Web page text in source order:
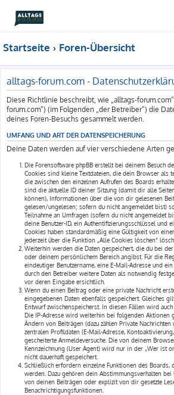
Startseite Foren-Übersicht
alltags-forum.com -
Diese Richtlinie beschreibt, wie „alltags-
forum.com“) (im Folgenden „der Betreiber“) die
deines Foren-Besuchs gesammelt werden.
UMFANG UND ART DER DATENSPEICHERUNG
Deine Daten werden auf vier verschiedene Arten
Die Forensoftware phpBB erstellt bei deinem Besuch
Cookies sind kleine Textdateien, die dein Browser als
die zwischen den einzelnen Aufrufen des Boards
sind die aktuelle ID deiner Sitzung (damit dir alle
können), Informationen über die von dir gelesenen
gelesen/ungelesen; sofern du nicht angemeldet bist)
Teilnahme an Umfragen (sofern du nicht angemeldet
deine Benutzer-ID, ein Authentifizierungsschlüssel und
Cookies haben standardmäßig eine Gültigkeit von
jederzeit über die Funktion „Alle Cookies löschen“
Weiterhin werden die Daten gespeichert, die du bei
oder deinem persönlichem Bereich angibst. Für die
eindeutiger Benutzername, eine E-Mail-Adresse und
durch den Betreiber weitere Daten als notwendig
vor deren Eingabe ersichtlich.
Wenn du einen Beitrag oder eine private Nachricht
eingegebenen Daten ebenfalls gespeichert. Gleiches
Entwurf zwischenspeicherst. In diesen Fällen wird
Die IP-Adresse wird weiterhin bei folgenden Aktionen
Ändern von Beiträgen (dazu zählen Private
zentralen Profildaten (E-Mail-Adresse,
gescheiterte Anmeldeversuche. Die von deinem
Kennzeichnung (User Agent) wird nur in der „Wer ist
nicht dauerhaft gespeichert.
Schließlich erfordern einzelne Funktionen des Boards,
werden. Dazu gehören dein Abstimmungsverhalten bei
von deinen Beiträgen oder explizit von dir gesetzte
Benachrichtigungsfunktionen.